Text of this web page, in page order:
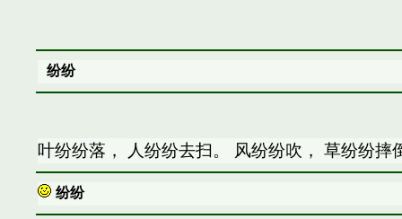
纷纷
叶纷纷落， 人纷纷去扫。 风纷纷吹， 草纷纷
纷纷